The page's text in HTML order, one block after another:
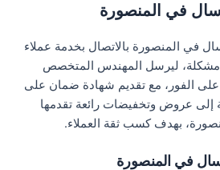
في المنصورة
في المنصورة بالاتصال بخدمة عملاء
مشكلة، ليرسل المهندس المتخصص
على الفور، مع تقديم شهادة ضمان على
إلى عروض وتخفيضات رائعة تقدمها
بهدف كسب ثقة العملاء.
في المنصورة